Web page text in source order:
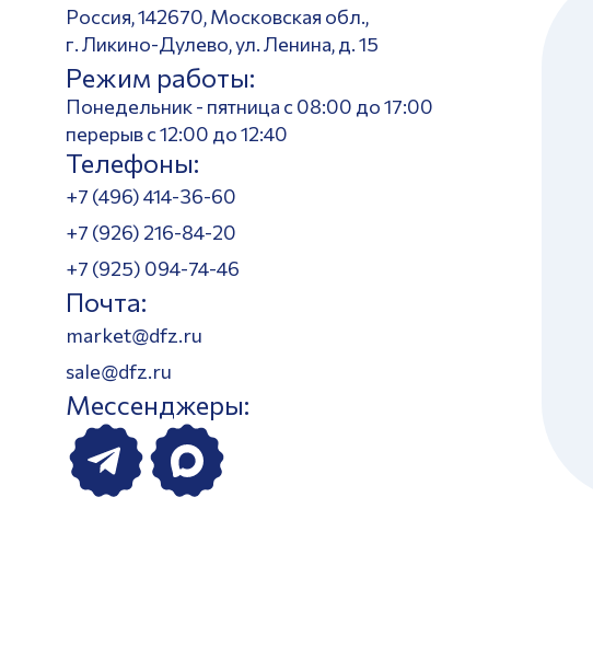
Россия, 142670, Московская обл.,
г. Ликино-Дулево, ул. Ленина, д. 15
Режим работы:
Понедельник - пятница с 08:00 до 17:00
перерыв с 12:00 до 12:40
Телефоны:
+7 (496) 414-36-60
+7 (926) 216-84-20
+7 (925) 094-74-46
Почта:
market@dfz.ru
sale@dfz.ru
Мессенджеры: